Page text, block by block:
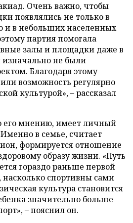
Очень важно, чтобы
появлялись не только в
и в небольших населенных
партия помогала
залы и площадки даже в
изначально не были
Благодаря этому
возможность регулярно
культурой», – рассказал
его мнению, имеет личный
в семье, считает
формируется отношение
образу жизни. «Путь
гораздо раньше первой
насколько спортивны сами
культура становится
значительно больше
– пояснил он.